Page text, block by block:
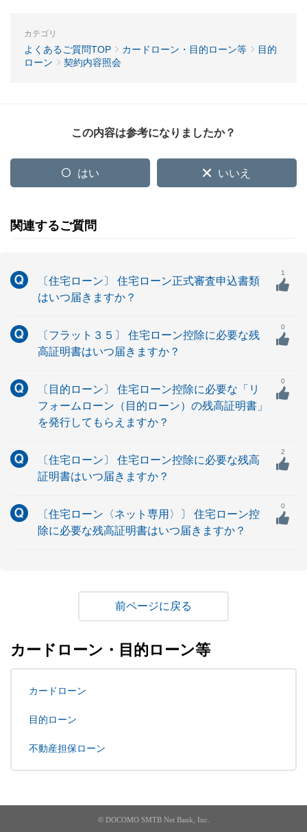
カテゴリ
よくあるご質問TOP カードローン・目的ローン等
目的
ローン
契約内容照会
この内容は参考になりましたか？
はい いいえ
関連するご質問
〔住宅ローン〕 住宅ローン正式審査申込書類
はいつ届きますか？
1
〔フラット３５〕 住宅ローン控除に必要な残
高証明書はいつ届きますか？
0
〔目的ローン〕 住宅ローン控除に必要な「リ
フォームローン（目的ローン）の残高証明書」
を発行してもらえますか？
0
〔住宅ローン〕 住宅ローン控除に必要な残高
証明書はいつ届きますか？
2
〔住宅ローン〈ネット専用〉〕 住宅ローン控
除に必要な残高証明書はいつ届きますか？
0
戻る
カードローン・目的ローン等
カードローン
目的ローン
不動産担保ローン
© DOCOMO SMTB Net Bank, Inc.